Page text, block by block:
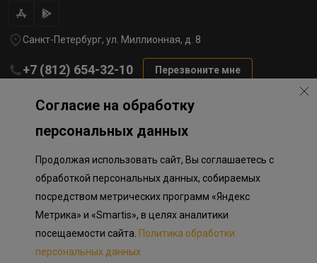
Санкт-Петербург, ул. Миллионная, д. 8
+7 (812) 654-32-10 Перезвоните мне
Политика обработки персональных данных
Информация о плановом направлении средств
на строительство соц.объектов в Окле
Приложение к программе лояльности
Разработка сайта «Пикмедиа»
Информация, представленная на сайте, носит исключительно
ознакомительный характер, не является публичной офертой,
Согласие на обработку
персональных данных
Продолжая использовать сайт, Вы соглашаетесь с
обработкой персональных данных, собираемых
посредством метрических программ «Яндекс
Метрика» и «Smartis», в целях аналитики
посещаемости сайта. Политика обработки
персональных данных